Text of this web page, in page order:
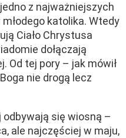
z najważniejszych
katolika. Wtedy
Ciało Chrystusa
dołączają
Od tej pory – jak mówił
nie drogą lecz
się wiosną –
ale najczęściej w maju,